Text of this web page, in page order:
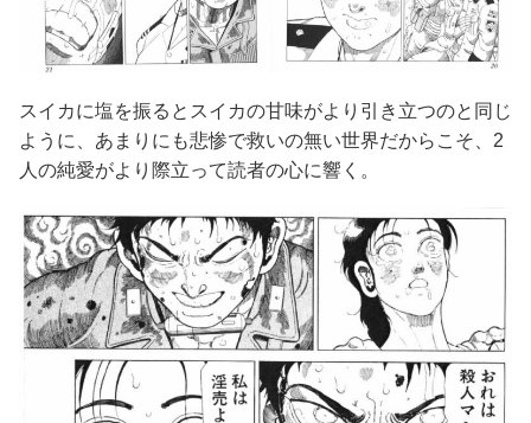
スイカに塩を振るとスイカの甘味がより引き立つのと同じ
ように、あまりにも悲惨で救いの無い世界だからこそ、2
人の純愛がより際立って読者の心に響く。